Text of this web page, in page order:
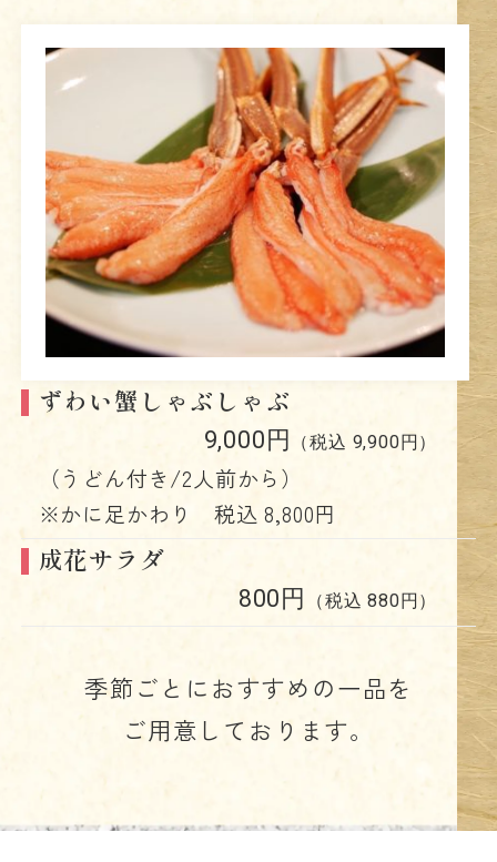
ずわい蟹しゃぶしゃぶ
9,000円 （税込 9,900円）
（うどん付き/2人前から）
※かに足かわり 税込 8,800円
成花サラダ
800円 （税込 880円）
季節ごとにおすすめの一品を
ご用意しております。